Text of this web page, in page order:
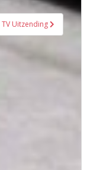
TV Uitzending